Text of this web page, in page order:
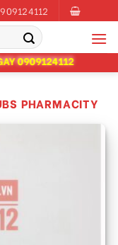
0909124112
PHARMACITY